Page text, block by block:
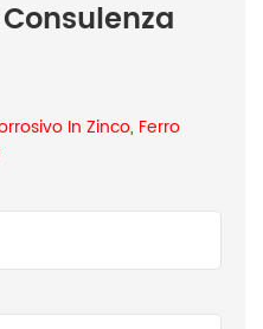
In Zinco, Ferro